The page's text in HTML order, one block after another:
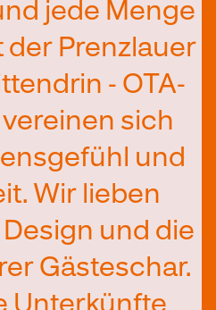
jede Menge
der Prenzlauer
- OTA-
sich
und
Wir lieben
und die
Gästeschar.